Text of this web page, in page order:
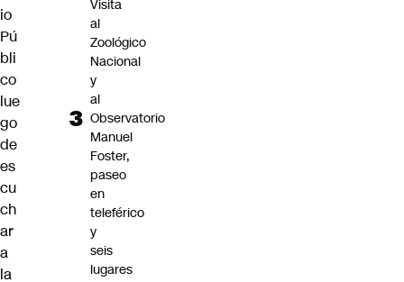
io
Pú
bli
co
lue
go
de
es
cu
ch
ar
a
la
Visita
al
Zoológico
Nacional
y
al
Observatorio
Manuel
Foster,
paseo
en
teleférico
y
seis
lugares